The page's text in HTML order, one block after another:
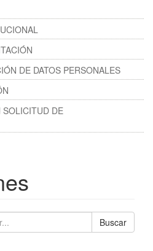
DE DATOS PERSONALES
SOLICITUD DE
Buscar